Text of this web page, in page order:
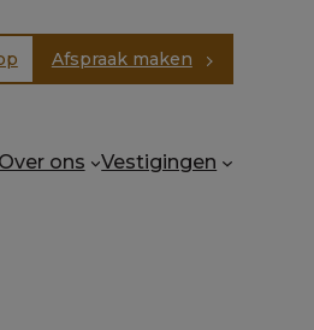
Afspraak maken
Over ons Vestigingen